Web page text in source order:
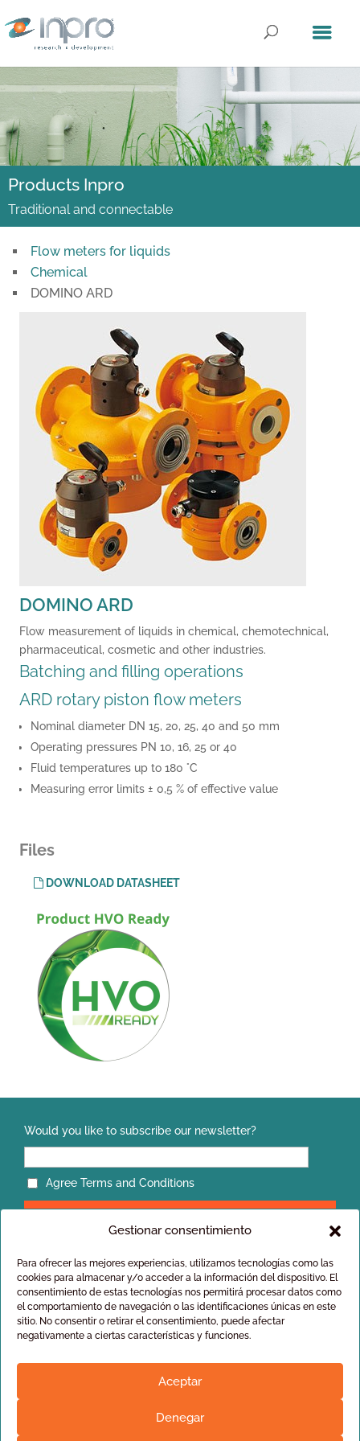
Gestionar consentimiento
Para ofrecer las mejores experiencias, utilizamos tecnologías como las
cookies para almacenar y/o acceder a la información del dispositivo. El
consentimiento de estas tecnologías nos permitirá procesar datos como
el comportamiento de navegación o las identificaciones únicas en este
sitio. No consentir o retirar el consentimiento, puede afectar
negativamente a ciertas características y funciones.
Aceptar
Denegar
Products Inpro
Traditional and connectable
Flow meters for liquids
Chemical
DOMINO ARD
DOMINO ARD
Flow measurement of liquids in chemical, chemotechnical,
pharmaceutical, cosmetic and other industries.
Batching and filling operations
ARD rotary piston flow meters
Nominal diameter DN 15, 20, 25, 40 and 50 mm
Operating pressures PN 10, 16, 25 or 40
Fluid temperatures up to 180 °C
Measuring error limits ± 0,5 % of effective value
Files
DOWNLOAD DATASHEET
Would you like to subscribe our newsletter?
Agree Terms and Conditions
Privacy policy
General conditions of sale